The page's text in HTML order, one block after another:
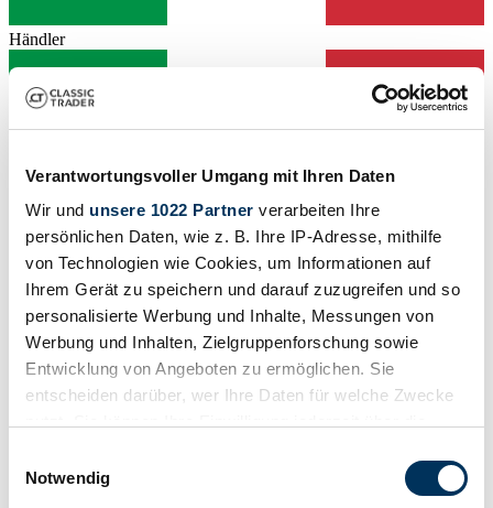
Verantwortungsvoller Umgang mit Ihren Daten
Wir und unsere 1022 Partner verarbeiten Ihre
persönlichen Daten, wie z. B. Ihre IP-Adresse, mithilfe
von Technologien wie Cookies, um Informationen auf
Ihrem Gerät zu speichern und darauf zuzugreifen und so
personalisierte Werbung und Inhalte, Messungen von
Werbung und Inhalten, Zielgruppenforschung sowie
Entwicklung von Angeboten zu ermöglichen. Sie
entscheiden darüber, wer Ihre Daten für welche Zwecke
Trigger Symbol ändern oder widerrufen
Notwendig
Händler